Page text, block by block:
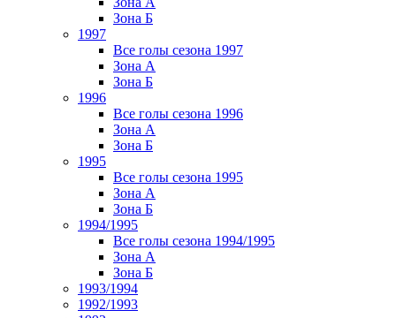
Зона Б
1997
Все голы сезона 1997
Зона А
Зона Б
1996
Все голы сезона 1996
Зона А
Зона Б
1995
Все голы сезона 1995
Зона А
Зона Б
1994/1995
Все голы сезона 1994/1995
Зона А
Зона Б
1993/1994
1992/1993